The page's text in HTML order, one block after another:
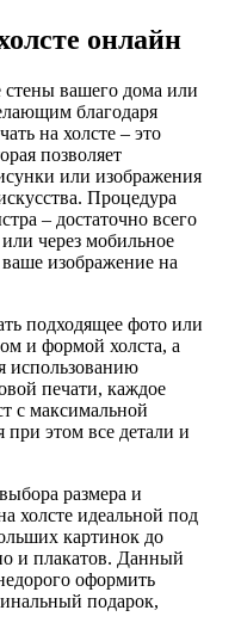
онлайн
вашего дома или
благодаря
на холсте – это
позволяет
или изображения
Процедура
– достаточно всего
через мобильное
изображение на
подходящее фото или
и формой холста, а
использованию
печати, каждое
с максимальной
при этом все детали и
размера и
холсте идеальной под
картинок до
и плакатов. Данный
оформить
подарок,